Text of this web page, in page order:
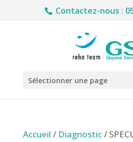
Contactez-nous :
Sélectionner une page
Accueil / Diagnostic/